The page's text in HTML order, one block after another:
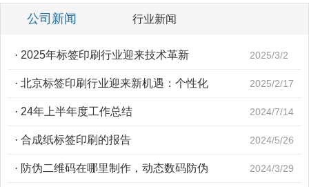
公司新闻 行业新闻
· 2025年标签印刷行业迎来技术革新 2025/3/2
· 北京标签印刷行业迎来新机遇：个性化 2025/2/17
· 24年上半年度工作总结 2024/7/14
· 合成纸标签印刷的报告 2024/5/26
· 防伪二维码在哪里制作，动态数码防伪 2024/3/29